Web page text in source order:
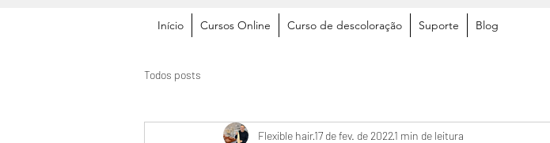
Início Cursos Online Curso de descoloração Suporte Blog
Todos posts
Flexible hair17 de fev. de 20221 min de leitura